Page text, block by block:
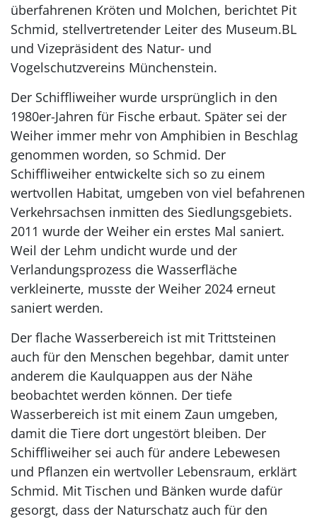
überfahrenen Kröten und Molchen, berichtet Pit
Schmid, stellvertretender Leiter des Museum.BL
und Vizepräsident des Natur- und
Vogelschutzvereins Münchenstein.
Der Schiffliweiher wurde ursprünglich in den
1980er-Jahren für Fische erbaut. Später sei der
Weiher immer mehr von Amphibien in Beschlag
genommen worden, so Schmid. Der
Schiffliweiher entwickelte sich so zu einem
wertvollen Habitat, umgeben von viel befahrenen
Verkehrsachsen inmitten des Siedlungsgebiets.
2011 wurde der Weiher ein erstes Mal saniert.
Weil der Lehm undicht wurde und der
Verlandungsprozess die Wasserfläche
verkleinerte, musste der Weiher 2024 erneut
saniert werden.
Der flache Wasserbereich ist mit Trittsteinen
auch für den Menschen begehbar, damit unter
anderem die Kaulquappen aus der Nähe
beobachtet werden können. Der tiefe
Wasserbereich ist mit einem Zaun umgeben,
damit die Tiere dort ungestört bleiben. Der
Schiffliweiher sei auch für andere Lebewesen
und Pflanzen ein wertvoller Lebensraum, erklärt
Schmid. Mit Tischen und Bänken wurde dafür
gesorgt, dass der Naturschatz auch für den